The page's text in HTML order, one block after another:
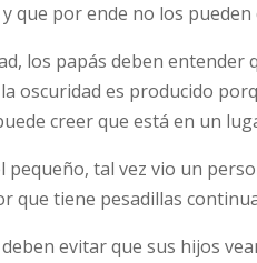
que por ende no los pueden
los papás deben
oscuridad es producido
creer que está en un
pequeño, tal vez vio un
que tiene pesadillas
evitar que sus hijos